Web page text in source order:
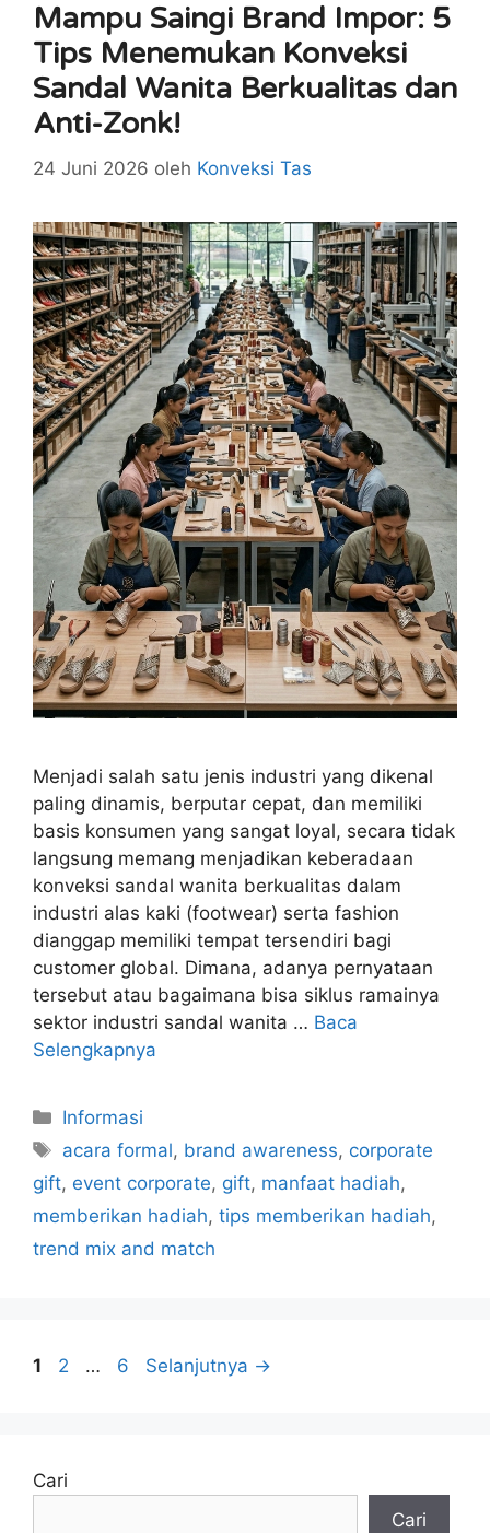
Mampu Saingi Brand Impor: 5
Tips Menemukan Konveksi
Sandal Wanita Berkualitas dan
Anti-Zonk!
24 Juni 2026 oleh Konveksi Tas
Menjadi salah satu jenis industri yang dikenal
paling dinamis, berputar cepat, dan memiliki
basis konsumen yang sangat loyal, secara tidak
langsung memang menjadikan keberadaan
konveksi sandal wanita berkualitas dalam
industri alas kaki (footwear) serta fashion
dianggap memiliki tempat tersendiri bagi
customer global. Dimana, adanya pernyataan
tersebut atau bagaimana bisa siklus ramainya
sektor industri sandal wanita … Baca
Selengkapnya
Kategori
Informasi
Tag
acara formal, brand awareness, corporate
gift, event corporate, gift, manfaat hadiah,
memberikan hadiah, tips memberikan hadiah,
trend mix and match
Halaman
1 Halaman
2 … Halaman
6 Selanjutnya →
Cari
Cari